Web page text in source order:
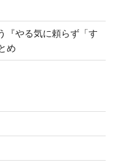
『やる気に頼らず「す
め